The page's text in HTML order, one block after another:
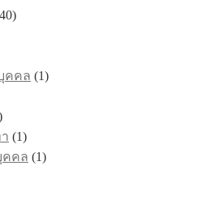
คคล (1)
(1)
คคล (1)